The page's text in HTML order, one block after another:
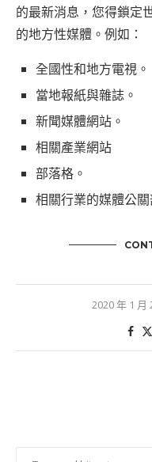
的最新消息，您得鎖定
的地方性媒體。例如：
全國性和地方電視。
當地報紙與雜誌。
新聞媒體網站。
相關產業網站
部落格。
相關行業的媒體公關
2020 年 1 月